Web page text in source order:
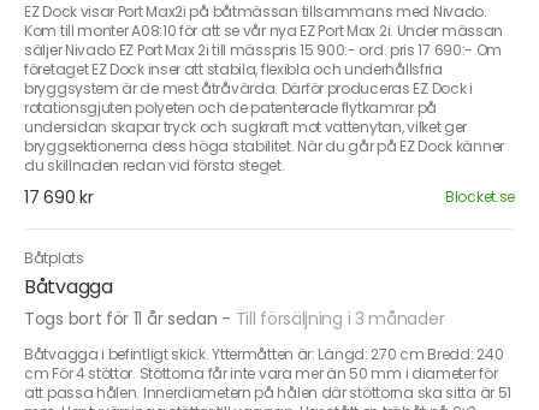
EZ Dock visar Port Max2i på båtmässan tillsammans med Nivado.
Kom till monter A08:10 för att se vår nya EZ Port Max 2i. Under mässan
säljer Nivado EZ Port Max 2i till mässpris 15 900:- ord. pris 17 690:- Om
företaget EZ Dock inser att stabila, flexibla och underhållsfria
bryggsystem är de mest åtråvärda. Därför produceras EZ Dock i
rotationsgjuten polyeten och de patenterade flytkamrar på
undersidan skapar tryck och sugkraft mot vattenytan, vilket ger
bryggsektionerna dess höga stabilitet. När du går på EZ Dock känner
du skillnaden redan vid första steget.
17 690 kr Blocket.se
Båtplats
Båtvagga
Togs bort för 11 år sedan - Till försäljning i 3 månader
Båtvagga i befintligt skick. Yttermåtten är: Längd: 270 cm Bredd: 240
cm För 4 stöttor. Stöttorna får inte vara mer än 50 mm i diameter för
att passa hålen. Innerdiametern på hålen där stöttorna ska sitta är 51